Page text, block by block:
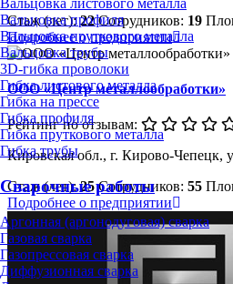
Вальцовка листового металла
Вальцовка профиля
Вальцовка пруткового металла
Вальцовка трубы
3D-гибка проволоки
Гибка листового металла
Гибка на прессе
Гибка профиля
Гибка пруткового металла
Гибка трубы
Сварочные работы
Аргонная (аргонодуговая) сварка
Газовая сварка
Газопрессовая сварка
Диффузионная сварка
Стаж (лет):22 Сотрудников: 19
Подробнее о предприятии
ООО «Центр металлообработки»
Рейтинг по отзывам:
Кировская обл., г. Кирово-Чепецк,
Стаж (лет):25 Сотрудников: 55
Подробнее о предприятии